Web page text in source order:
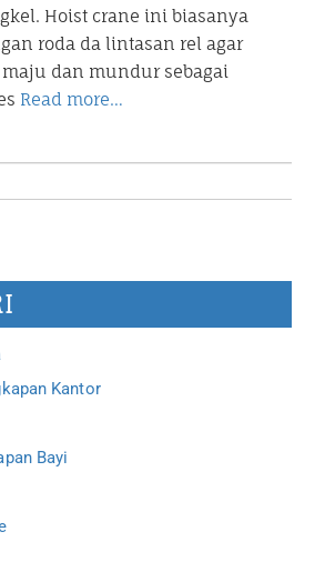
Hoist crane ini biasanya
roda da lintasan rel agar
maju dan mundur sebagai
Read more…
Kantor
Bayi